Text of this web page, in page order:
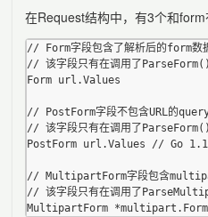
在Request结构中，有3个和form
// Form字段包含了解析后的form数
// 该字段只有在调用了
Form url.Values
// PostForm字段不包含URL的query
// 该字段只有在调用了
PostForm url.Values // Go 1.1
// MultipartForm字段包含
// 该字段只有在调用了